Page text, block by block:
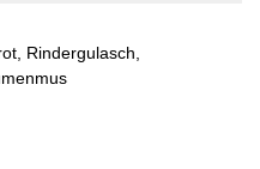
Rindergulasch,